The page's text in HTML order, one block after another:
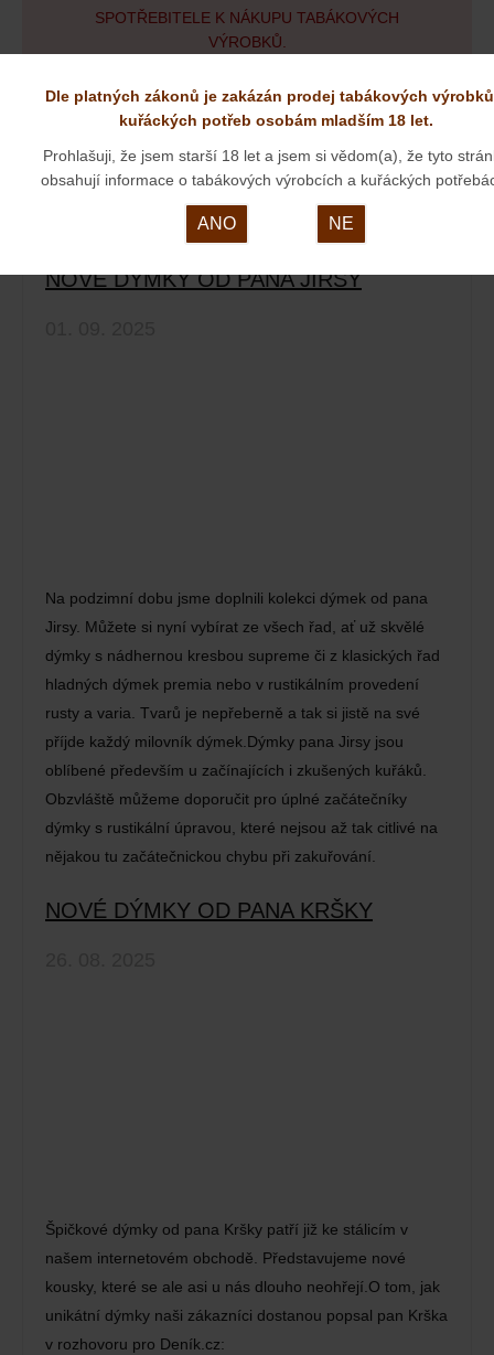
SPOTŘEBITELE K NÁKUPU TABÁKOVÝCH
VÝROBKŮ.
zobrazit všechny aktuality
NOVÉ DÝMKY OD PANA JIRSY
Na podzimní dobu jsme doplnili kolekci dýmek od pana
Jirsy. Můžete si nyní vybírat ze všech řad, ať už skvělé
dýmky s nádhernou kresbou supreme či z klasických řad
hladných dýmek premia nebo v rustikálním provedení
rusty a varia. Tvarů je nepřeberně a tak si jistě na své
příjde každý milovník dýmek.Dýmky pana Jirsy jsou
oblíbené především u začínajících i zkušených kuřáků.
Obzvláště můžeme doporučit pro úplné začátečníky
dýmky s rustikální úpravou, které nejsou až tak citlivé na
nějakou tu začátečnickou chybu při zakuřování.
NOVÉ DÝMKY OD PANA KRŠKY
Špičkové dýmky od pana Kršky patří již ke stálicím v
našem internetovém obchodě. Představujeme nové
kousky, které se ale asi u nás dlouho neohřejí.O tom, jak
unikátní dýmky naši zákazníci dostanou popsal pan Krška
v rozhovoru pro Deník.cz:
Dle platných zákonů je zakázán prodej tabákových
kuřáckých potřeb osobám mladším 18 let.
Prohlašuji, že jsem starší 18 let a jsem si vědom(a), že tyto
obsahují informace o tabákových výrobcích a kuřáckých
ANO NE